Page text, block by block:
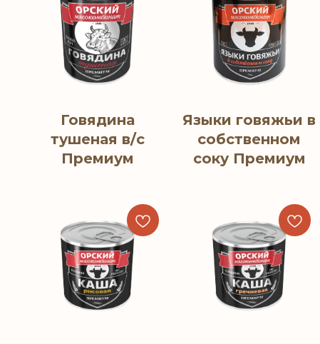
Говядина
тушеная в/с
Премиум
Языки говяжьи в
собственном
соку Премиум
Тубусы